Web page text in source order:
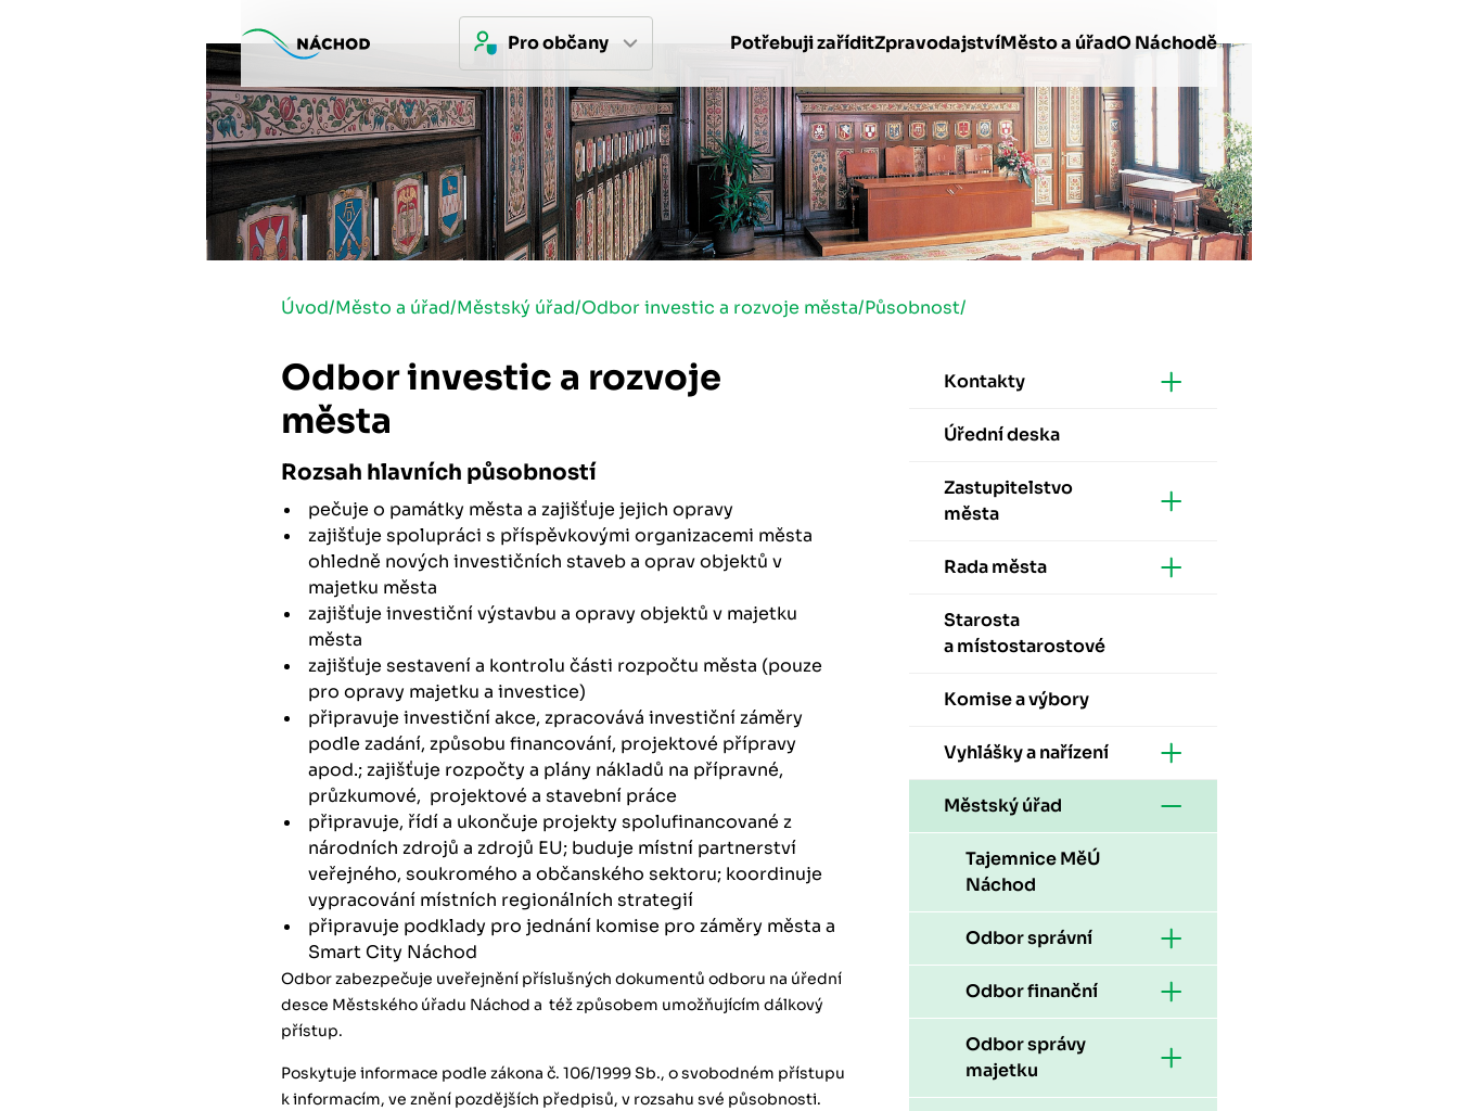
Pro občany Potřebuji zaříditZpravodajstvíMěsto a úřadO Náchodě
Úvod/Město a úřad/Městský úřad/Odbor investic a rozvoje města/Působnost/
Odbor investic a rozvoje
města
Rozsah hlavních působností
pečuje o památky města a zajišťuje jejich opravy
zajišťuje spolupráci s příspěvkovými organizacemi města
ohledně nových investičních staveb a oprav objektů v
majetku města
zajišťuje investiční výstavbu a opravy objektů v majetku
města
zajišťuje sestavení a kontrolu části rozpočtu města (pouze
pro opravy majetku a investice)
připravuje investiční akce, zpracovává investiční záměry
podle zadání, způsobu financování, projektové přípravy
apod.; zajišťuje rozpočty a plány nákladů na přípravné,
průzkumové, projektové a stavební práce
připravuje, řídí a ukončuje projekty spolufinancované z
národních zdrojů a zdrojů EU; buduje místní partnerství
veřejného, soukromého a občanského sektoru; koordinuje
vypracování místních regionálních strategií
připravuje podklady pro jednání komise pro záměry města a
Smart City Náchod
Odbor zabezpečuje uveřejnění příslušných dokumentů odboru na úřední
desce Městského úřadu Náchod a též způsobem umožňujícím dálkový
přístup.
Poskytuje informace podle zákona č. 106/1999 Sb., o svobodném přístupu
k informacím, ve znění pozdějších předpisů, v rozsahu své působnosti.
Kontakty
Úřední deska
Zastupitelstvo
města
Rada města
Starosta
a místostarostové
Komise a výbory
Vyhlášky a nařízení
Městský úřad
Tajemnice MěÚ
Náchod
Odbor správní
Odbor finanční
Odbor správy
majetku